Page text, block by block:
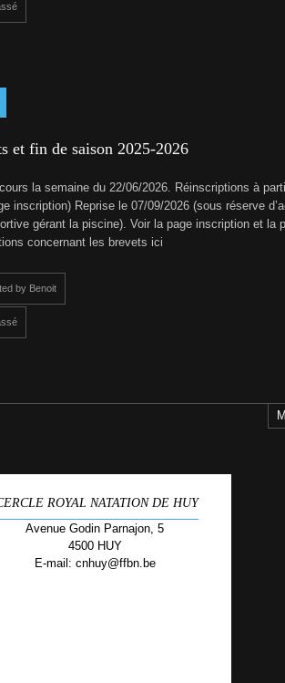
et fin de saison 2025-2026
la semaine du 22/06/2026. Réinscriptions à
inscription) Reprise le 07/09/2026 (sous réserve
gérant la piscine). Voir la page inscription et la
concernant les brevets ici
by Benoit
ROYAL NATATION DE HUY
Avenue Godin Parnajon, 5
4500 HUY
E-mail: cnhuy@ffbn.be